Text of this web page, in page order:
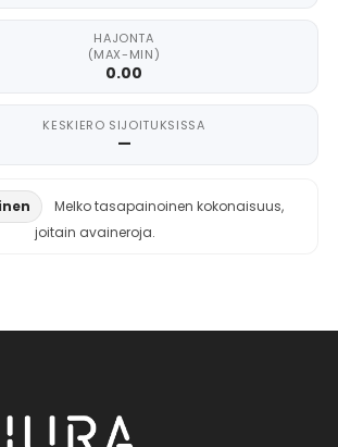
HAJONTA
(MAX-MIN)
0.00
KESKIERO SIJOITUKSISSA
—
Melko tasapainoinen kokonaisuus,
joitain avaineroja.